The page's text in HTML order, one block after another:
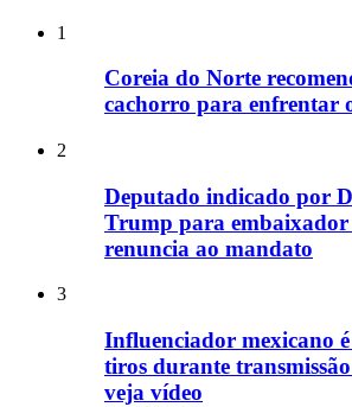
1
Coreia do Norte
cachorro para enfrentar
2
Deputado indicado por
Trump para
renuncia ao mandato
3
Influenciador mexicano
tiros durante
veja vídeo